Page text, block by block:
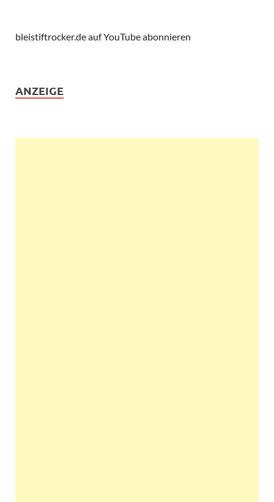
bleistiftrocker.de auf YouTube abonnieren
ANZEIGE